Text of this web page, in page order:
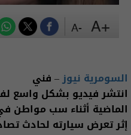
السومرية نيوز– فني
انتشر فيديو بشكل واسع
الماضية أثناء سب مواطن
إثر تعرض سيارته لحادث
+A
-A